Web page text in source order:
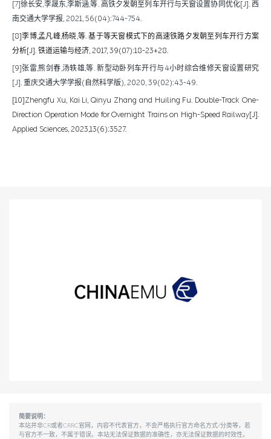
[7]徐长安,李晟东,李斯涵,等. 高铁夕发朝至列车开行与天窗设置协同优化[J]. 西
南交通大学学报, 2021, 56(04):744-754.
[8]李博,孟凡峰,杨晓,等. 基于等天窗模式下的高速铁路夕发朝至列车开行方案
分析[J]. 铁道运输与经济, 2017, 39(07):18-23+28.
[9]张雷,熊剑春,汤轶雄,等. 新型动卧列车开行与4小时综合维修天窗设置研究
[J]. 重庆交通大学学报(自然科学版), 2020, 39(02):43-49.
[10]Zhengfu Xu, Kai Li, Qinyu Zhang and Huiling Fu. Double-Track One-
Direction Operation Mode for Overnight Trains on High-Speed Railway[J].
Applied Sciences, 2023,13(6):3527.
简要说明：
本站并非CR或者CRRC官网，内容不代表官方，不会严格执行官方命名方式/分类等，若
与官方不一致，不属于错误。本站无法保证数据的准确性，亦无法保证数据的时效性。